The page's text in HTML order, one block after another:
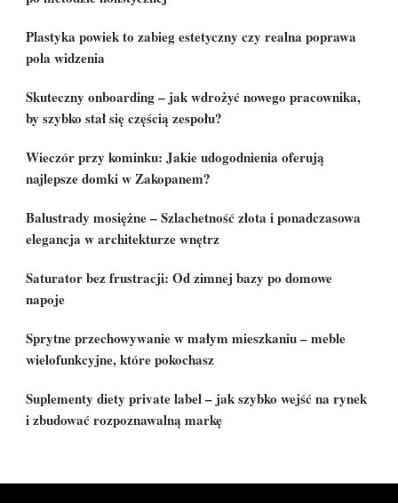
Plastyka powiek to zabieg estetyczny czy realna poprawa
pola widzenia
Skuteczny onboarding – jak wdrożyć nowego pracownika,
by szybko stał się częścią zespołu?
Wieczór przy kominku: Jakie udogodnienia oferują
najlepsze domki w Zakopanem?
Balustrady mosiężne – Szlachetność złota i ponadczasowa
elegancja w architekturze wnętrz
Saturator bez frustracji: Od zimnej bazy po domowe
napoje
Sprytne przechowywanie w małym mieszkaniu – meble
wielofunkcyjne, które pokochasz
Suplementy diety private label – jak szybko wejść na rynek
i zbudować rozpoznawalną markę